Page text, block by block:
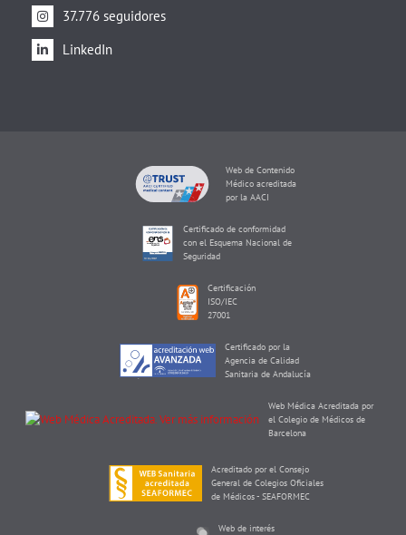
37.776 seguidores
LinkedIn
Web de Contenido
Médico acreditada
por la AACI
Certificado de conformidad
con el Esquema Nacional de
Seguridad
Certificación
ISO/IEC
27001
Certificado por la
Agencia de Calidad
Sanitaria de Andalucía
Web Médica Acreditada por
el Colegio de Médicos de
Barcelona
Acreditado por el Consejo
General de Colegios Oficiales
de Médicos - SEAFORMEC
Web de interés